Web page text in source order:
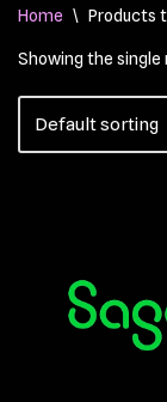
Home \ Products
Showing the single